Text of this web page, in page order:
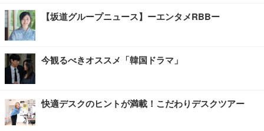
【坂道グループニュース】ーエンタメRBBー
今観るべきオススメ「韓国ドラマ」
快適デスクのヒントが満載！こだわりデスクツアー